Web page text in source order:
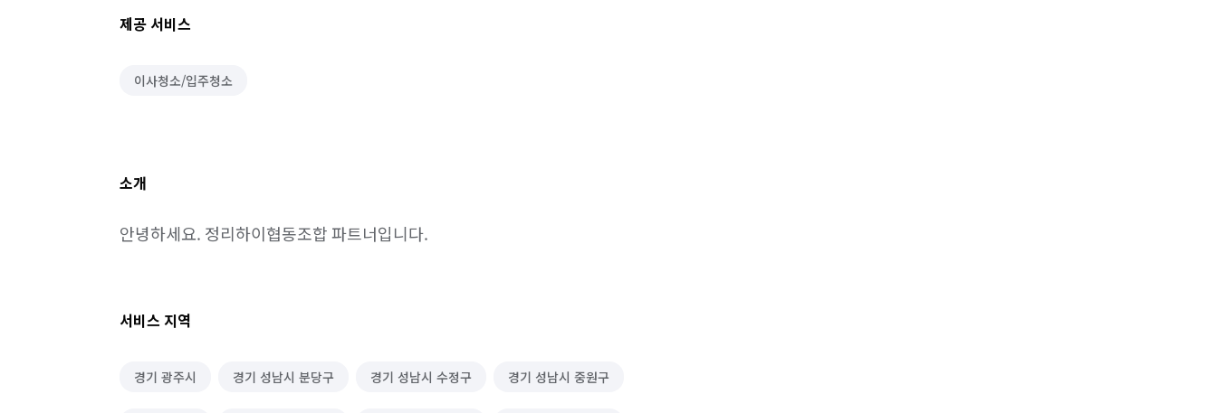
제공 서비스
이사청소/입주청소
소개
안녕하세요. 정리하이협동조합 파트너입니다.
서비스 지역
경기 광주시 경기 성남시 분당구 경기 성남시 수정구 경기 성남시 중원구